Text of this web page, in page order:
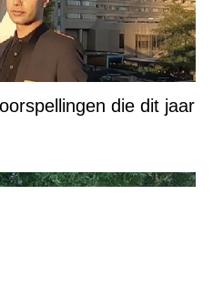
die dit jaar